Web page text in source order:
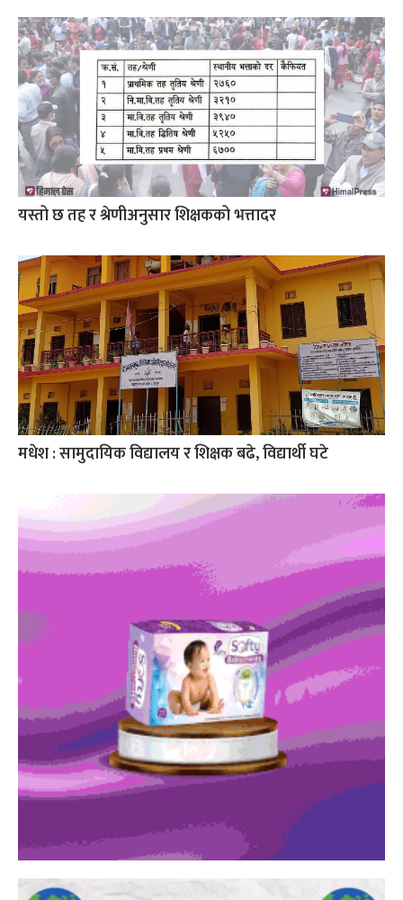
यस्तो छ तह र श्रेणीअनुसार शिक्षकको भत्तादर
मधेश : सामुदायिक विद्यालय र शिक्षक बढे, विद्यार्थी घटे